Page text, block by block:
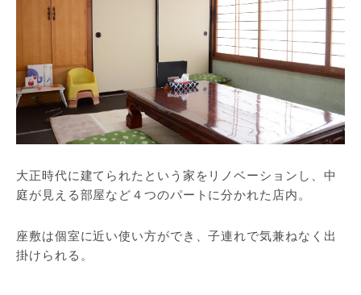
大正時代に建てられたという家をリノベーションし、中
庭が見える部屋など４つのパートに分かれた店内。
座敷は個室に近い使い方ができ、子連れで気兼ねなく出
掛けられる。